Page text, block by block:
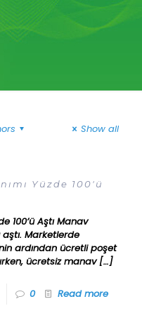
Show all
Yüzde 100'ü
100’ü Aştı Manav
aştı. Marketlerde
ardından ücretli poşet
ücretsiz manav[…]
0 Read more